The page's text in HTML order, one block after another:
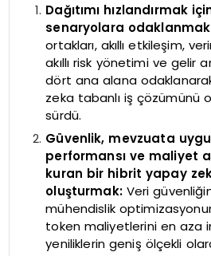
Dağıtımı hızlandırmak
senaryolara
ortakları, akıllı etkileşim,
akıllı risk yönetimi ve gelir
dört ana alana
zeka tabanlı iş çözümünü
sürdü.
Güvenlik, mevzuata
performansı ve maliyet
kuran bir hibrit yapay
oluşturmak:Veri
mühendislik
token maliyetlerini en aza
yeniliklerin geniş ölçekli